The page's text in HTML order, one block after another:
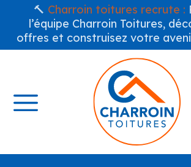
🔨 Charroin toitures recrute :
l’équipe Charroin Toitures,
offres et construisez votre